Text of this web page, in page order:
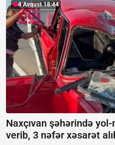
4 Avqust 18:44
Naxçıvan şəhərində
verib, 3 nəfər xəsarət